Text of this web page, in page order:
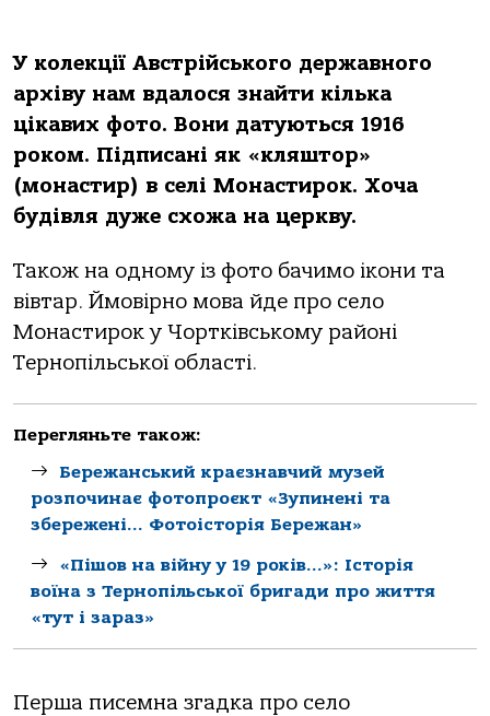
У колекції Австрійського державного
архіву нам вдалося знайти кілька
цікавих фото. Вони датуються 1916
роком. Підписані як «кляштор»
(монастир) в селі Монастирок. Хоча
будівля дуже схожа на церкву.
Також на одному із фото бачимо ікони та
вівтар. Ймовірно мова йде про село
Монастирок у Чортківському районі
Тернопільської області.
Перегляньте також:
Бережанський краєзнавчий музей
розпочинає фотопроєкт «Зупинені та
збережені… Фотоісторія Бережан»
«Пішов на війну у 19 років…»: Історія
воїна з Тернопільської бригади про життя
«тут і зараз»
Перша писемна згадка про село